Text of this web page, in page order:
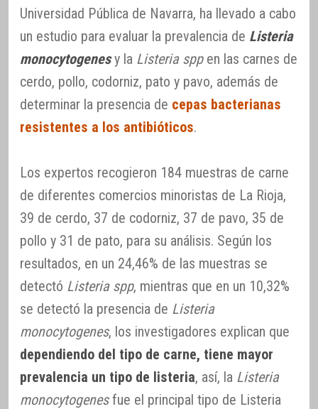
Universidad Pública de Navarra, ha llevado a cabo
un estudio para evaluar la prevalencia de Listeria
monocytogenesy la Listeria sppen las carnes de
cerdo, pollo, codorniz, pato y pavo, además de
determinar la presencia de cepas bacterianas
resistentes a los antibióticos.
Los expertos recogieron 184 muestras de carne
de diferentes comercios minoristas de La Rioja,
39 de cerdo, 37 de codorniz, 37 de pavo, 35 de
pollo y 31 de pato, para su análisis. Según los
resultados, en un 24,46% de las muestras se
detectó Listeria spp, mientras que en un 10,32%
se detectó la presencia de Listeria
monocytogenes, los investigadores explican que
dependiendo del tipo de carne, tiene mayor
prevalencia un tipo de listeria, así, la Listeria
monocytogenesfue el principal tipo de Listeria